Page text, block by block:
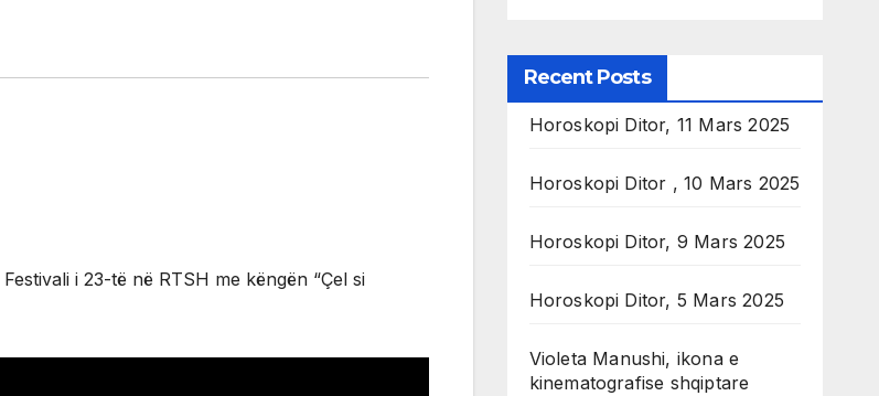
i 23-të në RTSH me këngën “Çel si
Recent Posts
Horoskopi Ditor, 11 Mars 2025
Horoskopi Ditor , 10 Mars 2025
Horoskopi Ditor, 9 Mars 2025
Horoskopi Ditor, 5 Mars 2025
Violeta Manushi, ikona e
kinematografise shqiptare